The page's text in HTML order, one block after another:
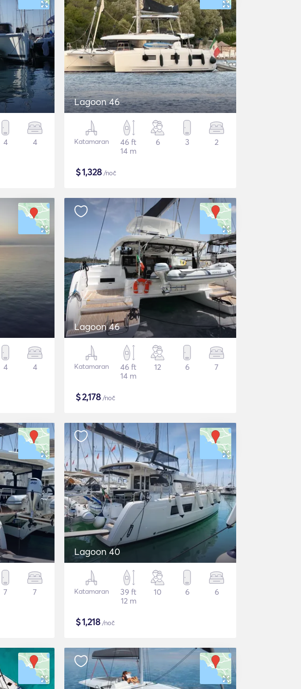
4 4
Lagoon 46
Katamaran
46 ft
14 m
6 3 2
$1,328/noč
4 4
Lagoon 46
Katamaran
46 ft
14 m
12 6 7
$2,178/noč
7 7
Lagoon 40
Katamaran
39 ft
12 m
10 6 6
$1,218/noč